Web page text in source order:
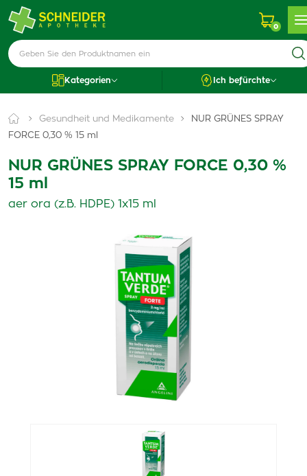
0
Kategorien Ich befürchte
Gesundheit und Medikamente
NUR GRÜNES SPRAY
FORCE 0,30 % 15 ml
NUR GRÜNES SPRAY FORCE 0,30 %
15 ml
aer ora (z.B. HDPE) 1x15 ml